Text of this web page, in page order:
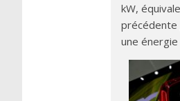
kW,
précédente
une énergie